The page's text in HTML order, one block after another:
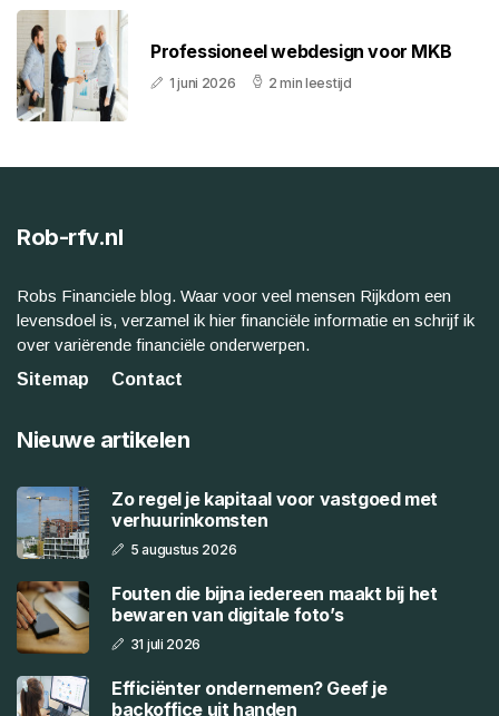
Professioneel webdesign voor MKB
1 juni 2026 2 min leestijd
Rob-rfv.nl
Robs Financiele blog. Waar voor veel mensen Rijkdom een
levensdoel is, verzamel ik hier financiële informatie en schrijf ik
over variërende financiële onderwerpen.
Sitemap
Contact
Nieuwe artikelen
Zo regel je kapitaal voor vastgoed met
verhuurinkomsten
5 augustus 2026
Fouten die bijna iedereen maakt bij het
bewaren van digitale foto’s
31 juli 2026
Efficiënter ondernemen? Geef je
backoffice uit handen